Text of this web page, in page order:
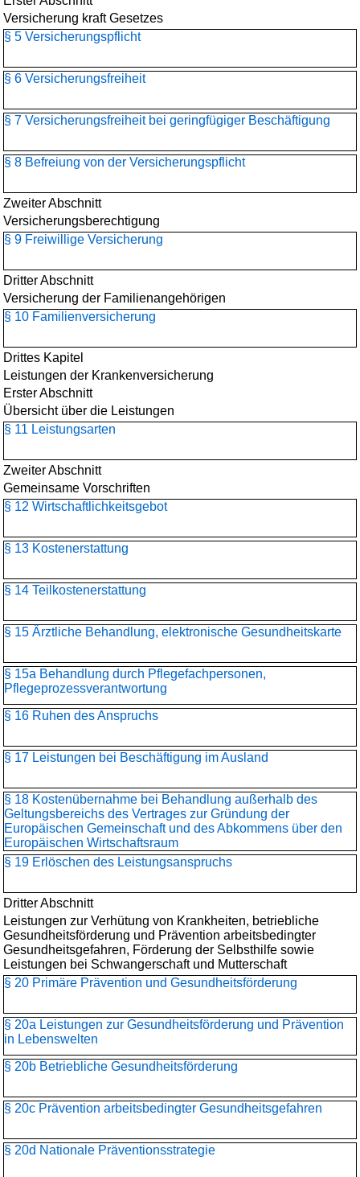
Versicherung kraft Gesetzes
§ 5 Versicherungspflicht
§ 6 Versicherungsfreiheit
§ 7 Versicherungsfreiheit bei geringfügiger Beschäftigung
§ 8 Befreiung von der Versicherungspflicht
Zweiter Abschnitt
Versicherungsberechtigung
§ 9 Freiwillige Versicherung
Dritter Abschnitt
Versicherung der Familienangehörigen
§ 10 Familienversicherung
Drittes Kapitel
Leistungen der Krankenversicherung
Erster Abschnitt
Übersicht über die Leistungen
§ 11 Leistungsarten
Zweiter Abschnitt
Gemeinsame Vorschriften
§ 12 Wirtschaftlichkeitsgebot
§ 13 Kostenerstattung
§ 14 Teilkostenerstattung
§ 15 Ärztliche Behandlung, elektronische Gesundheitskarte
§ 15a Behandlung durch Pflegefachpersonen,
Pflegeprozessverantwortung
§ 16 Ruhen des Anspruchs
§ 17 Leistungen bei Beschäftigung im Ausland
§ 18 Kostenübernahme bei Behandlung außerhalb des
Geltungsbereichs des Vertrages zur Gründung der
Europäischen Gemeinschaft und des Abkommens über den
Europäischen Wirtschaftsraum
§ 19 Erlöschen des Leistungsanspruchs
Dritter Abschnitt
Leistungen zur Verhütung von Krankheiten, betriebliche
Gesundheitsförderung und Prävention arbeitsbedingter
Gesundheitsgefahren, Förderung der Selbsthilfe sowie
Leistungen bei Schwangerschaft und Mutterschaft
§ 20 Primäre Prävention und Gesundheitsförderung
§ 20a Leistungen zur Gesundheitsförderung und Prävention
in Lebenswelten
§ 20b Betriebliche Gesundheitsförderung
§ 20c Prävention arbeitsbedingter Gesundheitsgefahren
§ 20d Nationale Präventionsstrategie